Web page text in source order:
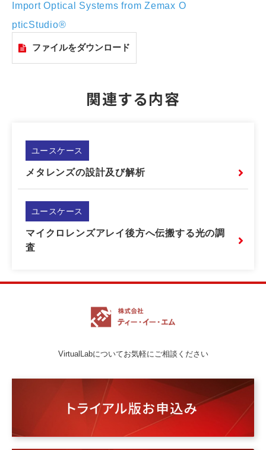
Import Optical Systems from Zemax O
pticStudio®
ファイルをダウンロード
関連する内容
ユースケース
メタレンズの設計及び解析
ユースケース
マイクロレンズアレイ後方へ伝搬する光の調
査
VirtualLabについてお気軽にご相談ください